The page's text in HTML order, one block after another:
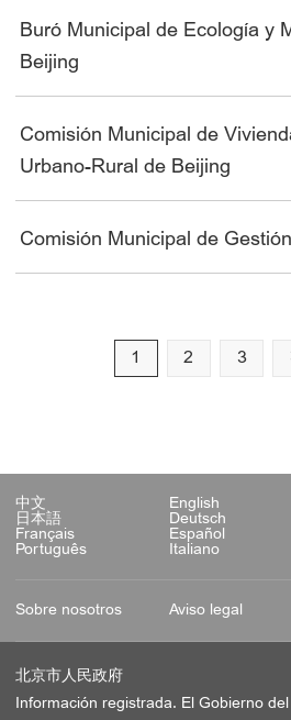
Buró Municipal de Ecología y
Beijing
Comisión Municipal de
Urbano-Rural de Beijing
Comisión Municipal de
1 2 3
中文 English
日本語 Deutsch
Français Español
Português Italiano
Sobre nosotros Aviso legal
北京市人民政府
Información registrada. El Gobierno